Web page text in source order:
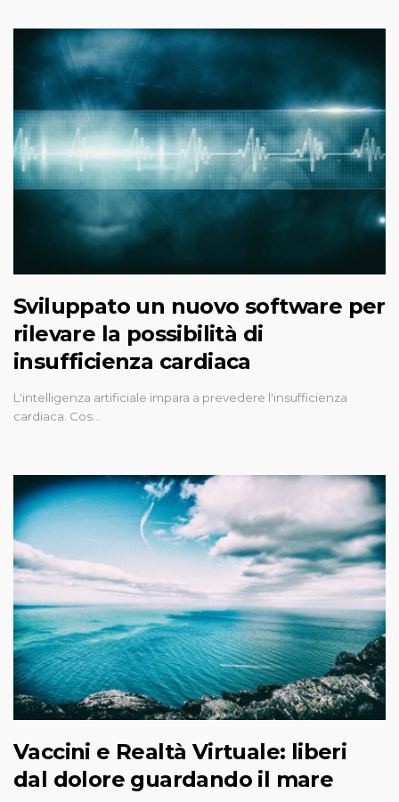
Sviluppato un nuovo software per
rilevare la possibilità di
insufficienza cardiaca
L'intelligenza artificiale impara a prevedere l'insufficienza
cardiaca. Cos…
Vaccini e Realtà Virtuale: liberi
dal dolore guardando il mare